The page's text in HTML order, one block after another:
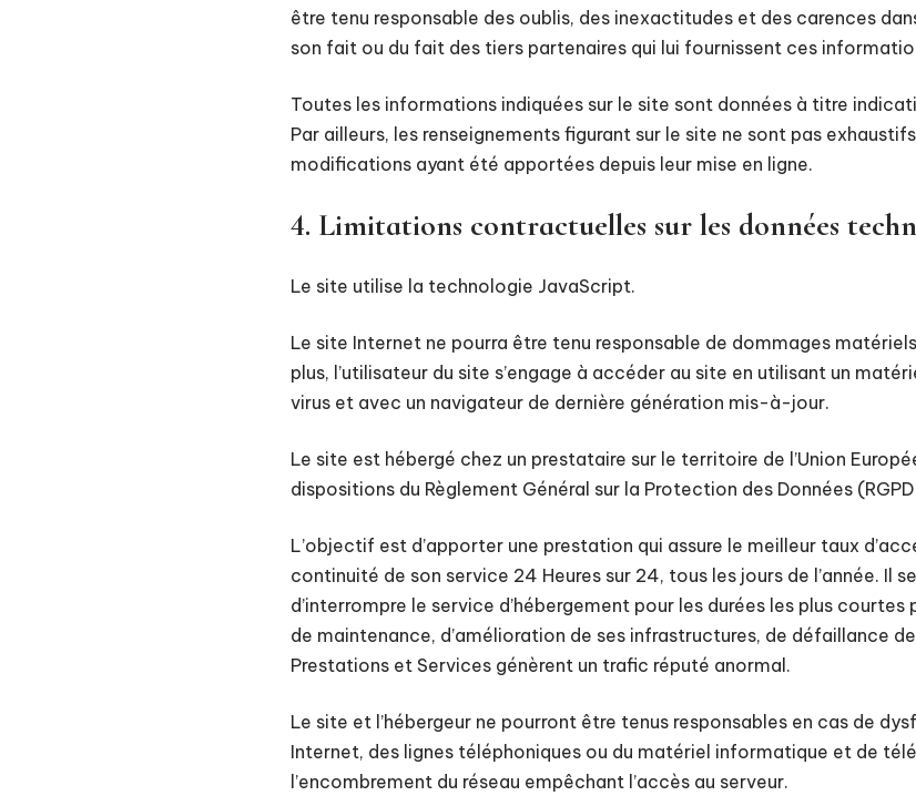
être tenu responsable des oublis, des inexactitudes et des carences
son fait ou du fait des tiers partenaires qui lui fournissent ces
Toutes les informations indiquées sur le site sont données à titre
Par ailleurs, les renseignements figurant sur le site ne sont pas
modifications ayant été apportées depuis leur mise en ligne.
4. Limitations contractuelles sur les données
Le site utilise la technologie JavaScript.
Le site Internet ne pourra être tenu responsable de dommages
plus, l’utilisateur du site s’engage à accéder au site en utilisant un
virus et avec un navigateur de dernière génération mis-à-jour.
Le site est hébergé chez un prestataire sur le territoire de l’Union
dispositions du Règlement Général sur la Protection des Données
L’objectif est d’apporter une prestation qui assure le meilleur taux
continuité de son service 24 Heures sur 24, tous les jours de l’année. Il
d’interrompre le service d’hébergement pour les durées les plus
de maintenance, d’amélioration de ses infrastructures, de défaillance
Prestations et Services génèrent un trafic réputé anormal.
Le site et l’hébergeur ne pourront être tenus responsables en cas de
Internet, des lignes téléphoniques ou du matériel informatique et de
l’encombrement du réseau empêchant l’accès au serveur.